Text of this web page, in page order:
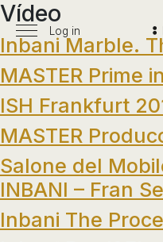
Pasar
contenido
y
Menú
principal
Log in
Vídeo
Inbani Marble.
MASTER Prime
ISH Frankfurt
MASTER
Salone del
INBANI – Fran
Inbani The